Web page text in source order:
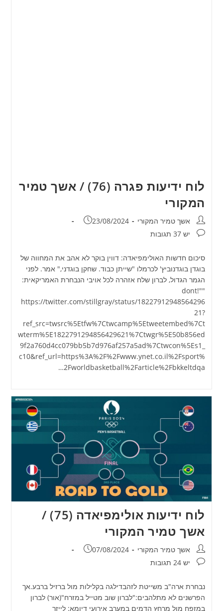
סיכום חדשות האולימפיאדה: דווין בוקר לא אהב את המחווה של
בוגדן בוגדנוביץ' לכרמלו "שייתן כבוד. שחקן בוגדני," אמר. לפני
הגמר הגדול, לברון שלח אזהרה לכל אויבי הנבחרת האמריקאית:
"dont!"
https://twitter.com/stillgray/status/18227912948564296
ref_src=twsrc%5Etfw%7Ctwcamp%5Etweetembed%7Ct
wterm%5E1822791294856429621%7Ctwgr%5E50b856ed
9f2a760d4cc079bb5b7d976af257a5ad%7Ctwcon%5Es1_
c10&ref_url=https%3A%2F%2Fwww.ynet.co.il%2Fsport%
2Fworldbasketball%2Farticle%2Fbkkeltdqa…
לוח ידיעות אולימפיאדה (75) /
אשך טמיר המקורי
מחבר:אשך טמיר המקורי פורסם:
07/08/2024
תגובות:
נבחרת ארה"ב משייטת לזהבדילגה בקלילות מול ברזיל ברבע.אך
הפרשנים לא מתלהבים:"לברון שוב מטייל במזרח"(אור) לברון
במזפח מול מרחץ הדמים במערב אירועי דיומא: לייזר
גבריםתוצאות חצאי הגמר - בחצי הגמר הראשון…
1
2
3
4
…
6